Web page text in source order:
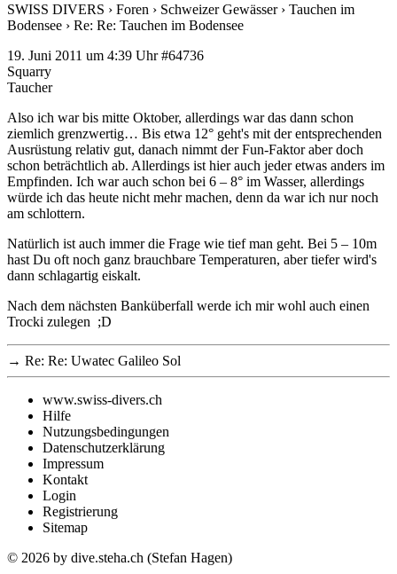
SWISS DIVERS › Foren › Schweizer Gewässer › Tauchen im
Bodensee › Re: Re: Tauchen im Bodensee
19. Juni 2011 um 4:39 Uhr #64736
Squarry
Taucher
Also ich war bis mitte Oktober, allerdings war das dann schon
ziemlich grenzwertig… Bis etwa 12° geht's mit der entsprechenden
Ausrüstung relativ gut, danach nimmt der Fun-Faktor aber doch
schon beträchtlich ab. Allerdings ist hier auch jeder etwas anders im
Empfinden. Ich war auch schon bei 6 – 8° im Wasser, allerdings
würde ich das heute nicht mehr machen, denn da war ich nur noch
am schlottern.
Natürlich ist auch immer die Frage wie tief man geht. Bei 5 – 10m
hast Du oft noch ganz brauchbare Temperaturen, aber tiefer wird's
dann schlagartig eiskalt.
Nach dem nächsten Banküberfall werde ich mir wohl auch einen
Trocki zulegen ;D
→ Re: Re: Uwatec Galileo Sol
www.swiss-divers.ch
Hilfe
Nutzungsbedingungen
Datenschutzerklärung
Impressum
Kontakt
Login
Registrierung
Sitemap
© 2026 by dive.steha.ch (Stefan Hagen)